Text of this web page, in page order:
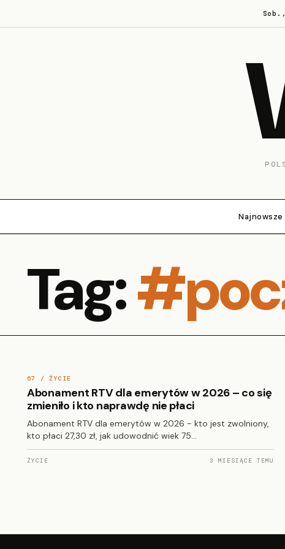
Najnowsze
Tag:
67 / ŻYCIE
Abonament RTV dla emerytów w 2026 – co się
zmieniło i kto naprawdę nie płaci
Abonament RTV dla emerytów w 2026 - kto jest zwolniony,
kto płaci 27,30 zł, jak udowodnić wiek 75…
ŻYCIE 3 MIESIĄCE TEMU